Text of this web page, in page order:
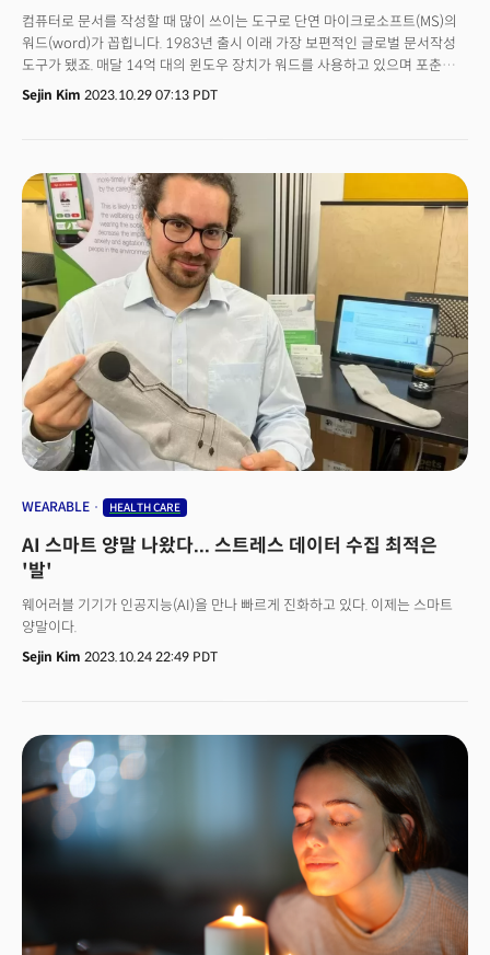
컴퓨터로 문서를 작성할 때 많이 쓰이는 도구로 단연 마이크로소프트(MS)의
워드(word)가 꼽힙니다. 1983년 출시 이래 가장 보편적인 글로벌 문서작성
도구가 됐죠. 매달 14억 대의 윈도우 장치가 워드를 사용하고 있으며 포춘
500대 기업 중 90% 이상이 사용하는 것으로 알려집니다. 지난 25일
(현지시각) BBC는 이 워드가 인간의 글쓰기와 커뮤니케이션 방식에 미친
등 기능이 대표적이죠. 일례로 현재 금융 분야 보고서는 정해진 패턴, 메모
방식이 있습니다. 글로리아 마크 캘리포니아대학교 어바인캠퍼스 정보학
교수는 “워드로 문서가 표준화되면서 사람들은 정보를 찾을 수 있는 위치를
알게 돼 정보를 빠르게 찾을 수 있게 됐다”면서 “워드 템플릿은 사람들이
의사소통에서 동일한 형식을 사용하도록 이끌었고 결국 이는 표준으로
자리잡았다”고 평가했습니다. 워드는 영어를 글로벌 비즈니스 언어로
확립하는 데도 일조했습니다. 언어학습 플랫폼 바벨의 노엘 울프
언어전문가는 "비즈니스가 점점 더 글로벌화되고 전문 및 기술 분야에서
워드가 널리 사용되면서 영어 용어 및 구조가 차용됐다”면서 “이는 언어적
동질화 추세에 기여하게 됐다"고 분석했습니다. 특히 워드가 지역별 방언을
고려하지 않으면서 미국식 영어의 보급에도 영향을 미친 것으로 보고
있습니다. 울프 언어전문가는 “이러한 도구는 일관성과 정확성을 요구했고 이
통일성은 글쓰기의 다양성을 희생하면서 발생했다”고 평했죠. 👉 AI, 인간
글쓰기 창의성 ‘기여 vs 저해’MS 워드에 이어 AI는 어떨까요? AI로 인해 이
방식이 나오게 될까요? 단순 작업을 AI가 처리하면 인간이 창의적으로 글을 쓸
올바른 철자를 찾는 데 시간과 에너지를 소비하는 대신 단어 선택과 의사소통
전략에 집중하게 된 것처럼, AI가 초안까지 작성해주면 인간은 더 창의적인
유아이패스(UiPath)의 에드 찰리스(Ed Challis) AI 전략총괄은 “텍스트 작성
시간을 편집으로 줄일 수 있다"면서 “이는 콘텐츠 제작 및 커뮤니케이션의
모든 영역에 걸쳐 혁신을 가져올 것"이라고 주장했죠. 다만 대형언어모델
생성되는 SNS 콘텐츠가 2022년 15%에서 내년 말 2배이상 늘어날 것이라고
발표했습니다.
Sejin Kim 2023.10.29 07:13 PDT
WEARABLE HEALTH CARE
AI 스마트 양말 나왔다... 스트레스 데이터 수집 최적은
'발'
웨어러블 기기가 인공지능(AI)을 만나 빠르게 진화하고 있다. 이제는 스마트
양말이다.
Sejin Kim 2023.10.24 22:49 PDT